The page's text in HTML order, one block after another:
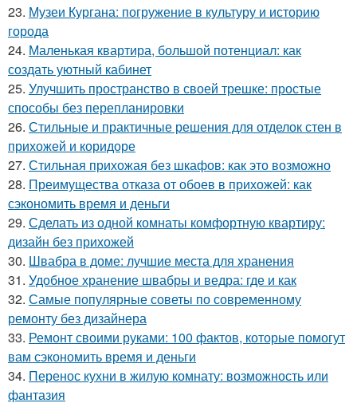
23. Музеи Кургана: погружение в культуру и историю
города
24. Маленькая квартира, большой потенциал: как
создать уютный кабинет
25. Улучшить пространство в своей трешке: простые
способы без перепланировки
26. Стильные и практичные решения для отделок стен в
прихожей и коридоре
27. Стильная прихожая без шкафов: как это возможно
28. Преимущества отказа от обоев в прихожей: как
сэкономить время и деньги
29. Сделать из одной комнаты комфортную квартиру:
дизайн без прихожей
30. Швабра в доме: лучшие места для хранения
31. Удобное хранение швабры и ведра: где и как
32. Самые популярные советы по современному
ремонту без дизайнера
33. Ремонт своими руками: 100 фактов, которые помогут
вам сэкономить время и деньги
34. Перенос кухни в жилую комнату: возможность или
фантазия